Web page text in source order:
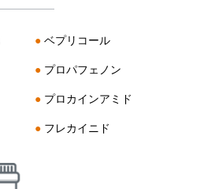
● ベプリコール
● プロパフェノン
● プロカインアミド
● フレカイニド